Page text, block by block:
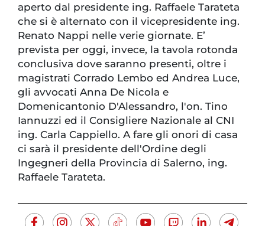
aperto dal presidente ing. Raffaele Tarateta
che si è alternato con il vicepresidente ing.
Renato Nappi nelle verie giornate. E’
prevista per oggi, invece, la tavola rotonda
conclusiva dove saranno presenti, oltre i
magistrati Corrado Lembo ed Andrea Luce,
gli avvocati Anna De Nicola e
Domenicantonio D'Alessandro, l'on. Tino
Iannuzzi ed il Consigliere Nazionale al CNI
ing. Carla Cappiello. A fare gli onori di casa
ci sarà il presidente dell'Ordine degli
Ingegneri della Provincia di Salerno, ing.
Raffaele Tarateta.